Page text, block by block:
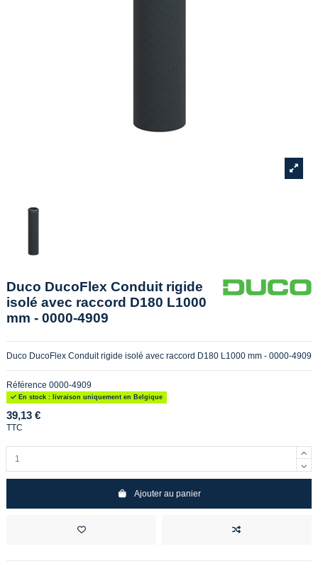
Duco DucoFlex Conduit rigide
isolé avec raccord D180 L1000
mm - 0000-4909
Duco DucoFlex Conduit rigide isolé avec raccord D180 L1000 mm - 0000-4909
Référence 0000-4909
En stock : livraison uniquement en Belgique
39,13 €
TTC
Ajouter au panier